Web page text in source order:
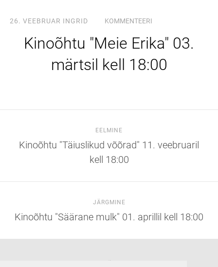
26. VEEBRUAR INGRID KOMMENTEERI
Kinoõhtu "Meie Erika" 03.
märtsil kell 18:00
EELMINE
Kinoõhtu "Täiuslikud võõrad" 11. veebruaril
kell 18:00
JÄRGMINE
Kinoõhtu "Säärane mulk" 01. aprillil kell 18:00